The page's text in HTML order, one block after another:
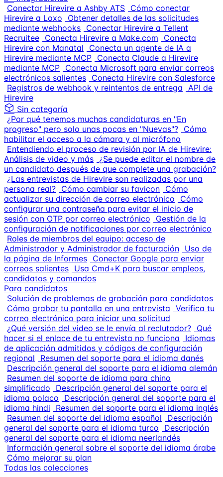
Conectar Hirevire a Ashby ATS Cómo conectar
Hirevire a Loxo
Obtener detalles de las solicitudes
mediante webhooks Conectar Hirevire a Tellent
Recruitee Conecta Hirevire a Make.com
Conecta
Hirevire con Manatal
Conecta un agente de IA a
Hirevire mediante MCP Conecta Claude a Hirevire
mediante MCP Conecta Microsoft para enviar correos
electrónicos salientes Conecta Hirevire con Salesforce
Registros de webhook y reintentos de entrega API de
Hirevire
Sin categoría
¿Por qué tenemos muchas candidaturas en "En
progreso" pero solo unas pocas en "Nuevas"? Cómo
habilitar el acceso a la cámara y al micrófono
Entendiendo el proceso de revisión por IA de Hirevire:
Análisis de video y más ¿Se puede editar el nombre de
un candidato después de que complete una grabación?
¿Las entrevistas de Hirevire son realizadas por una
persona real? Cómo cambiar su favicon Cómo
actualizar su dirección de correo electrónico
Cómo
configurar una contraseña para evitar el inicio de
sesión con OTP por correo electrónico
Gestión de la
configuración de notificaciones por correo electrónico
Roles de miembros del equipo: acceso de
Administrador y Administrador de facturación Uso de
la página de Informes Conectar Google para enviar
correos salientes Usa Cmd+K para buscar empleos,
candidatos y comandos
Para candidatos
Solución de problemas de grabación para candidatos
Cómo grabar tu pantalla en una entrevista Verifica tu
correo electrónico para iniciar una solicitud
¿Qué versión del video se le envía al reclutador? Qué
hacer si el enlace de tu entrevista no funciona
Idiomas
de aplicación admitidos y códigos de configuración
regional
Resumen del soporte para el idioma danés
Descripción general del soporte para el idioma alemán
Resumen del soporte de idioma para chino
simplificado
Descripción general del soporte para el
idioma polaco
Descripción general del soporte para el
idioma hindi
Resumen del soporte para el idioma inglés
Resumen del soporte del idioma español
Descripción
general del soporte para el idioma turco
Descripción
general del soporte para el idioma neerlandés
Información general sobre el soporte del idioma árabe
Cómo mejorar su plan
Todas las colecciones